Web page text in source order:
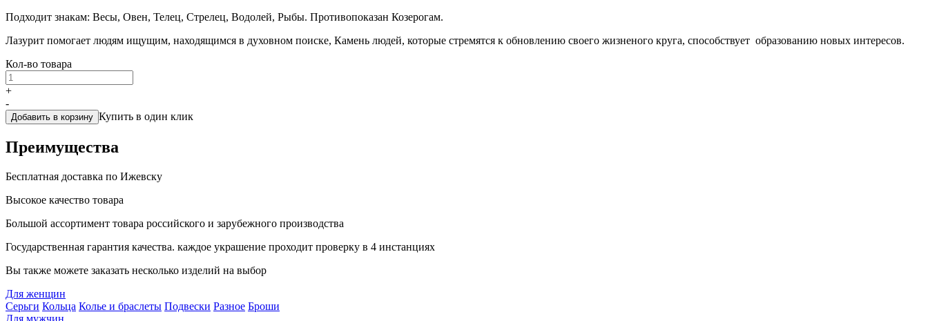
Подходит знакам: Весы, Овен, Телец, Стрелец, Водолей, Рыбы. Противопоказан Козерогам.
Лазурит помогает людям ищущим, находящимся в духовном поиске, Камень людей, которые стремятся к обновлению своего жизненого круга, способствует образованию новых интересов.
Кол-во товара
+
-
Добавить в корзину Купить в один клик
Преимущества
Бесплатная доставка по Ижевску
Высокое качество товара
Большой ассортимент товара российского и зарубежного производства
Государственная гарантия качества. каждое украшение проходит проверку в 4 инстанциях
Вы также можете заказать несколько изделий на выбор
Для женщин
Серьги Кольца Колье и браслеты Подвески Разное Броши
Для мужчин